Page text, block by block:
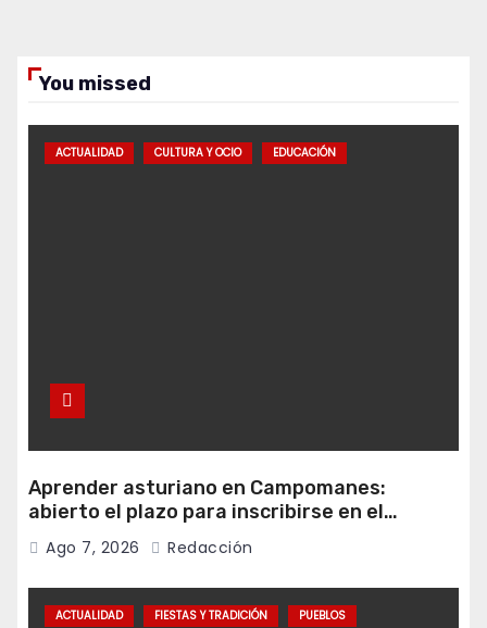
You missed
ACTUALIDAD CULTURA Y OCIO EDUCACIÓN
Aprender asturiano en Campomanes:
abierto el plazo para inscribirse en el
programa Falamos
Ago 7, 2026 Redacción
ACTUALIDAD FIESTAS Y TRADICIÓN PUEBLOS